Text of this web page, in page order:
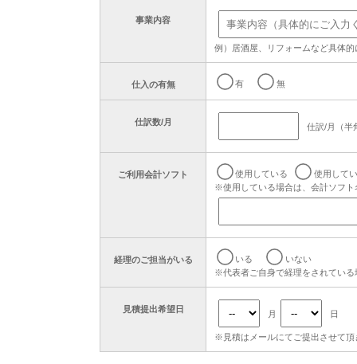
事業内容
例）居酒屋、リフォームなど具体
仕入の有無 有 無
仕訳数/月 仕訳/月（半
ご利用会計ソフト 使用している
使用して
※使用している場合は、会計ソフト
経理のご担当がいる いる
いない
※代表者ご自身で経理をされてい
見積提出希望日 月 日
※見積はメールにてご提出させて頂